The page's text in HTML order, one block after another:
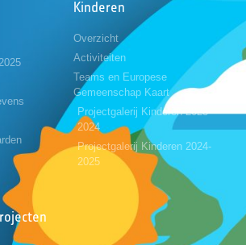
Kinderen
Overzicht
Activiteiten
Teams en Europese
Gemeenschap Kaart
Projectgalerij Kinderen 2023-
2024
Projectgalerij Kinderen 2024-
2025